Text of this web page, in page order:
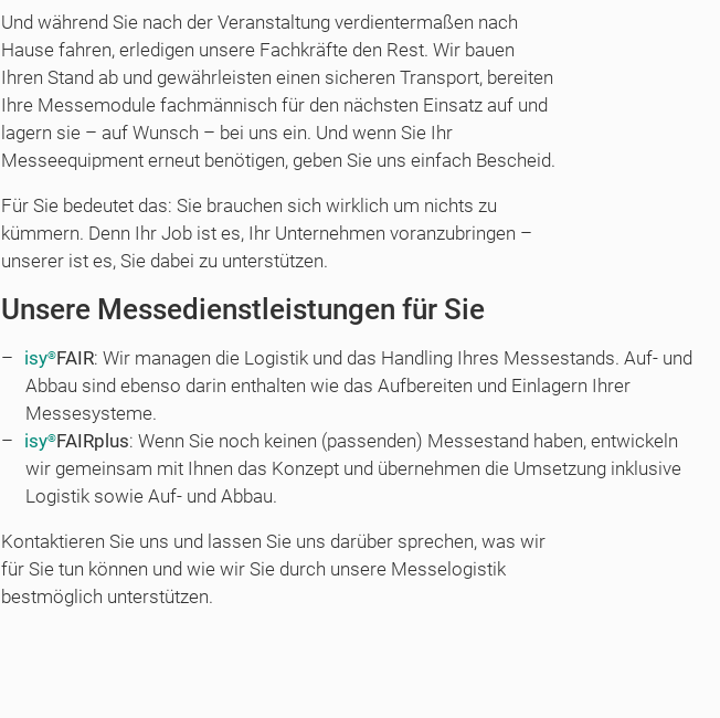
Und während Sie nach der Veranstaltung verdientermaßen nach
Hause fahren, erledigen unsere Fachkräfte den Rest. Wir bauen
Ihren Stand ab und gewährleisten einen sicheren Transport, bereiten
Ihre Messemodule fachmännisch für den nächsten Einsatz auf und
lagern sie – auf Wunsch – bei uns ein. Und wenn Sie Ihr
Messeequipment erneut benötigen, geben Sie uns einfach Bescheid.
Für Sie bedeutet das: Sie brauchen sich wirklich um nichts zu
kümmern. Denn Ihr Job ist es, Ihr Unternehmen voranzubringen –
unserer ist es, Sie dabei zu unterstützen.
Unsere Messedienstleistungen für Sie
isy®FAIR: Wir managen die Logistik und das Handling Ihres Messestands. Auf- und
Abbau sind ebenso darin enthalten wie das Aufbereiten und Einlagern Ihrer
Messesysteme.
isy®FAIRplus: Wenn Sie noch keinen (passenden) Messestand haben, entwickeln
wir gemeinsam mit Ihnen das Konzept und übernehmen die Umsetzung inklusive
Logistik sowie Auf- und Abbau.
Kontaktieren Sie uns und lassen Sie uns darüber sprechen, was wir
für Sie tun können und wie wir Sie durch unsere Messelogistik
bestmöglich unterstützen.